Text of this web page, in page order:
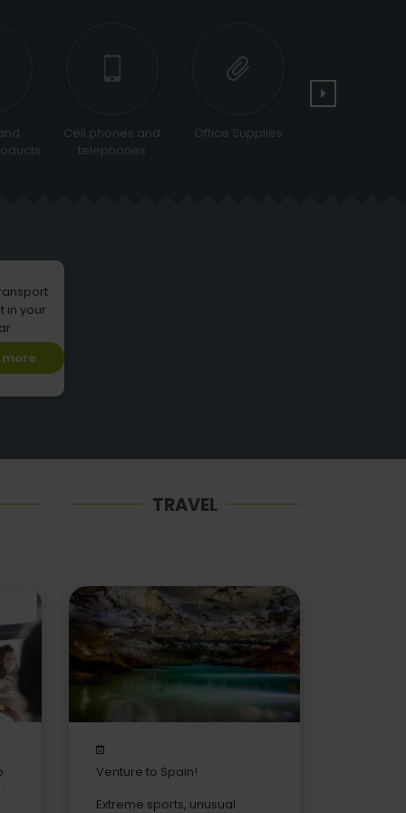
Cell phones and
telephones
Office Supplies
in your
TRAVEL
Venture to Spain!
Extreme sports, unusual